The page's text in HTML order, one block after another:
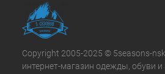
Copyright 2005-2025 © 5seasons-
интернет-магазин одежды, обуви и